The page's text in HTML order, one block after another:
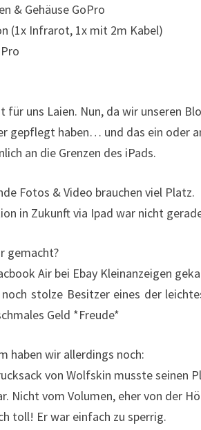
& Gehäuse GoPro
(1x Infrarot, 1x mit 2m Kabel)
für uns Laien. Nun, da wir unseren
gepflegt haben… und das ein oder
an die Grenzen des iPads.
Fotos & Video brauchen viel Platz.
in Zukunft via Ipad war nicht
gemacht?
Air bei Ebay Kleinanzeigen
stolze Besitzer eines der
Geld *Freude*
haben wir allerdings noch:
von Wolfskin musste seinen
Nicht vom Volumen, eher von der
toll! Er war einfach zu sperrig.